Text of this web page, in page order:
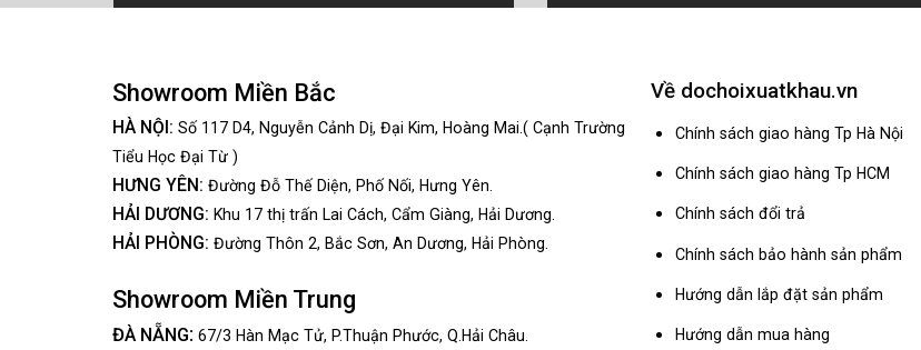
Showroom Miền Bắc
HÀ NỘI: Số 117 D4, Nguyễn Cảnh Dị, Đại Kim, Hoàng Mai.( Cạnh Trường
Tiểu Học Đại Từ )
HƯNG YÊN: Đường Đỗ Thế Diện, Phố Nối, Hưng Yên.
HẢI DƯƠNG: Khu 17 thị trấn Lai Cách, Cẩm Giàng, Hải Dương.
HẢI PHÒNG: Đường Thôn 2, Bắc Sơn, An Dương, Hải Phòng.
Showroom Miền Trung
ĐÀ NẴNG: 67/3 Hàn Mạc Tử, P.Thuận Phước, Q.Hải Châu.
Về dochoixuatkhau.vn
Chính sách giao hàng Tp Hà Nội
Chính sách giao hàng Tp HCM
Chính sách đổi trả
Chính sách bảo hành sản phẩm
Hướng dẫn lắp đặt sản phẩm
Hướng dẫn mua hàng